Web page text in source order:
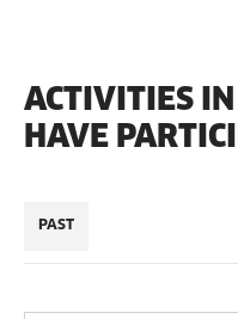
ACTIVITIES
HAVE
PAST